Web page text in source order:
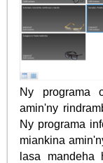
Ny programa
amin'ny
Ny programa
miankina
lasa mandeha